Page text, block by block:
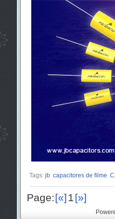
Tags: jb capacitores de filme
Page:[«]1[»]